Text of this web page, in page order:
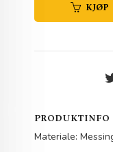
KJØP
PRODUKTINFO
Materiale: